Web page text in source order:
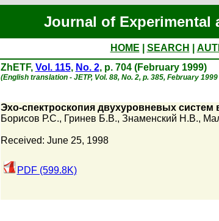
Journal of Experimental
HOME SEARCH
ZhETF, Vol. 115, No. 2, p. 704 (February 1999)
(English translation - JETP, Vol. 88, No. 2, p. 385, February
Эхо-спектроскопия двухуровневых систем
Борисов Р.С., Гринев Б.В., Знаменский Н.В.,
Received: June 25, 1998
PDF (599.8K)